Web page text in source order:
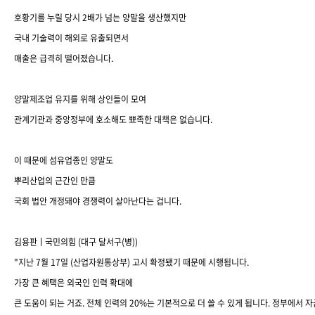
호황기를 누릴 당시 2배가 넘는 양말을 생산했지만
국내 기술력이 해외로 유출되면서
매출은 급격히 떨어졌습니다.
양말제조업 유지를 위해 상인들이 모여
관계기관과 중앙정부에 호소해도 뾰족한 대책은 없습니다.
이 때문에 섬유업종인 양말도
뿌리산업의 근간인 만큼
국회 법안 개정돼야 경쟁력이 살아난다는 겁니다.
김용판ㅣ국민의힘 (대구 달서구(병))
"지난7월 17일 (산업자원통상부) 고시 확정됐기 때문에 시행됩니다.
가장 큰 혜택은 외국인 인력 확대에
큰 도움이 되는 거죠.전체 인력의 20%는 기본적으로 더 쓸 수 있게 됩니다.정부에서